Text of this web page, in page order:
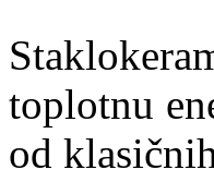
toplotnu
od